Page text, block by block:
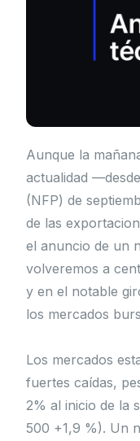
Aunque la
actualidad
(NFP) de
de las
el anuncio de un
volveremos a
y en el notable
los mercados
Los mercados
fuertes caídas,
2% al inicio de la
500 +1,9 %). Un